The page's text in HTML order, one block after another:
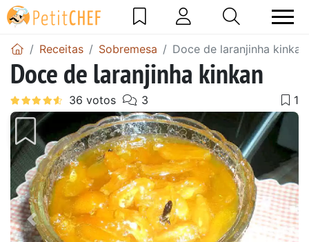
Receitas Sobremesa Doce de laranjinha kinkan
Doce de laranjinha kinkan
Anterior Next